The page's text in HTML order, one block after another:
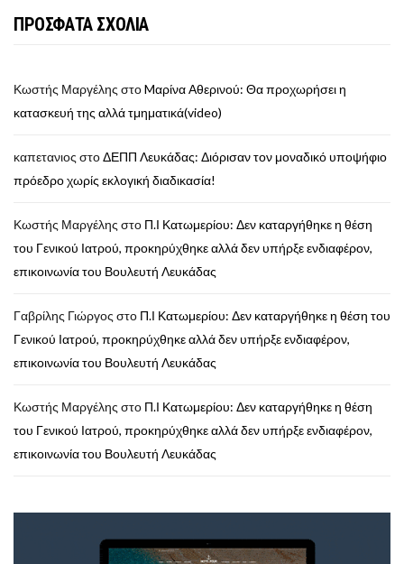
ΠΡΟΣΦΑΤΑ ΣΧΟΛΙΑ
Κωστής Μαργέλης στοMαρίνα Αθερινού: Θα προχωρήσει η
κατασκευή της αλλά τμηματικά(video)
καπετανιος στοΔΕΠΠ Λευκάδας: Διόρισαν τον μοναδικό υποψήφιο
πρόεδρο χωρίς εκλογική διαδικασία!
Κωστής Μαργέλης στο Π.Ι Κατωμερίου: Δεν καταργήθηκε η θέση
του Γενικού Ιατρού, προκηρύχθηκε αλλά δεν υπήρξε ενδιαφέρον,
επικοινωνία του Βουλευτή Λευκάδας
Γαβρίλης Γιώργος στο Π.Ι Κατωμερίου: Δεν καταργήθηκε η θέση του
Γενικού Ιατρού, προκηρύχθηκε αλλά δεν υπήρξε ενδιαφέρον,
επικοινωνία του Βουλευτή Λευκάδας
Κωστής Μαργέλης στο Π.Ι Κατωμερίου: Δεν καταργήθηκε η θέση
του Γενικού Ιατρού, προκηρύχθηκε αλλά δεν υπήρξε ενδιαφέρον,
επικοινωνία του Βουλευτή Λευκάδας